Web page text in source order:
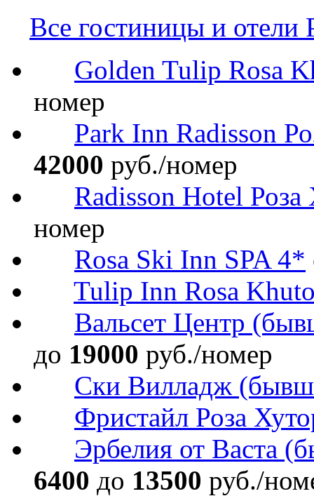
Все гостиницы и отели
Golden Tulip Rosa
номер
Park Inn Radisson
42000 руб./номер
Radisson Hotel Роза
номер
Rosa Ski Inn SPA 4*
Tulip Inn Rosa
Вальсет Центр
до 19000 руб./номер
Ски Вилладж
Фристайл Роза
Эрбелия от Васта
6400 до 13500 руб./